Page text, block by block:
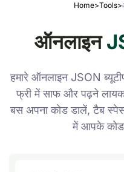
Home>Tools>
ऑनलाइन
हमारे ऑनलाइन JSON
फ्री में साफ और पढ़ने
बस अपना कोड डालें, टैब
में आपके कोड